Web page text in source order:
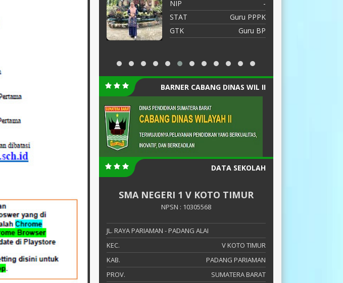
NIP
-
STAT
Guru PPPK
GTK
Guru BP
BARNER CABANG DINAS WIL II
DATA SEKOLAH
SMA NEGERI 1 V KOTO TIMUR
NPSN : 10305568
JL. RAYA PARIAMAN - PADANG ALAI
KEC.
V KOTO TIMUR
KAB.
PADANG PARIAMAN
PROV.
SUMATERA BARAT